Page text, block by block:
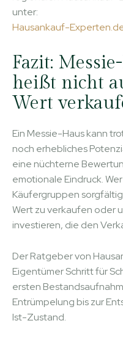
unter:
Hausankauf-
Fazit:
heißt nicht
Wert
Ein Messie-Haus kann
noch erhebliches
eine nüchterne
emotionale Eindruck.
Käufergruppen
Wert zu verkaufen oder
investieren, die den
Der Ratgeber von
Eigentümer Schritt für
ersten
Entrümpelung bis zur
Ist-Zustand.